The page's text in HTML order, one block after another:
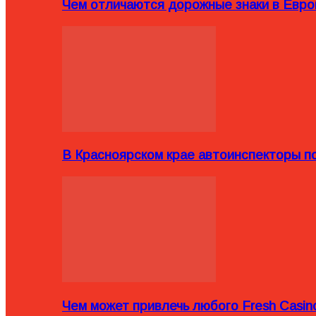
Чем отличаются дорожные знаки в
В Красноярском крае автоинспекторы
Чем может привлечь любого Fresh